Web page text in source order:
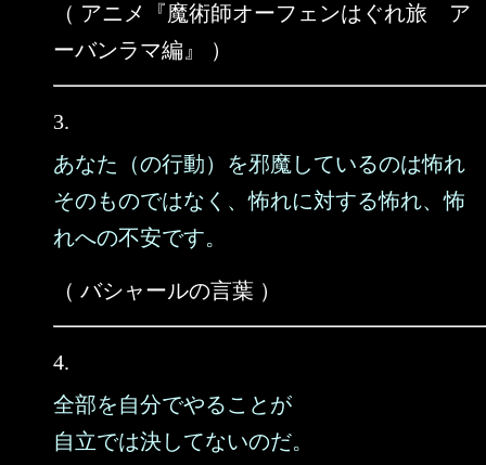
（ アニメ『魔術師オーフェンはぐれ旅 ア
ーバンラマ編』 ）
3.
あなた（の行動）を邪魔しているのは怖れ
そのものではなく、怖れに対する怖れ、怖
れへの不安です。
（ バシャールの言葉 ）
4.
全部を自分でやることが
自立では決してないのだ。